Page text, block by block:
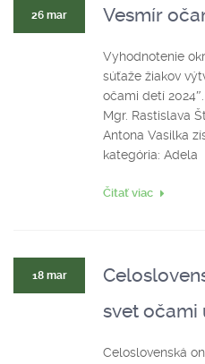
26 mar Vesmír
Vyhodnotenie
súťaže žiakov
očami detí
Mgr. Rastislava
Antona Vasilka
kategória: Adela
Čitať viac
18 mar
svet očami
Celoslovenská